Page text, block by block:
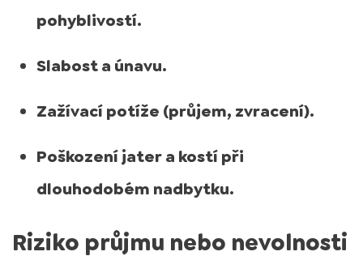
pohyblivostí.
Slabost a únavu.
Zažívací potíže (průjem, zvracení).
Poškození jater a kostí při
dlouhodobém nadbytku.
Riziko průjmu nebo nevolnosti